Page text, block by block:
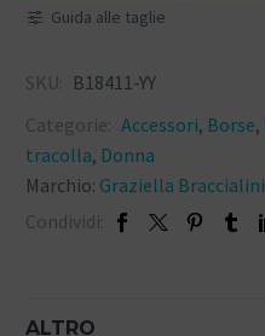
Guida alle taglie
SKU: B18411-YY
Categorie: Accessori, Borse,
tracolla, Donna
Marchio: Graziella Braccialini
Condividi:
ALTRO